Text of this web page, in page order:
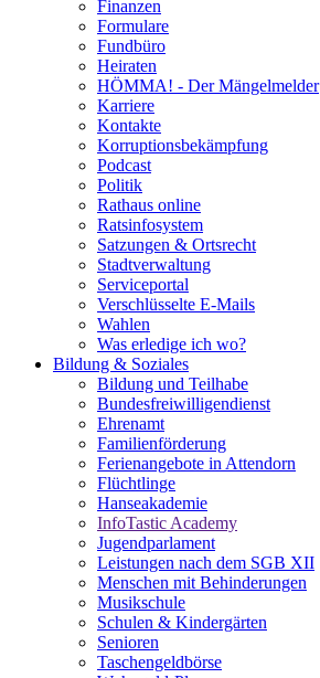
Finanzen
Formulare
Fundbüro
Heiraten
HÖMMA! - Der Mängelmelder
Karriere
Kontakte
Korruptionsbekämpfung
Podcast
Politik
Rathaus online
Ratsinfosystem
Satzungen & Ortsrecht
Stadtverwaltung
Serviceportal
Verschlüsselte E-Mails
Wahlen
Was erledige ich wo?
Bildung & Soziales
Bildung und Teilhabe
Bundesfreiwilligendienst
Ehrenamt
Familienförderung
Ferienangebote in Attendorn
Flüchtlinge
Hanseakademie
InfoTastic Academy
Jugendparlament
Leistungen nach dem SGB XII
Menschen mit Behinderungen
Musikschule
Schulen & Kindergärten
Senioren
Taschengeldbörse